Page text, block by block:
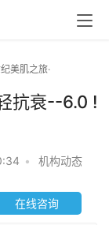
美肌之旅·
抗衰--6.0 !
• 机构动态
在线咨询